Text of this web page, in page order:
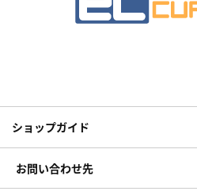
ショップガイド
お問い合わせ先